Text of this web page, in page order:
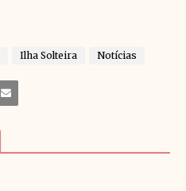
Ilha Solteira Notícias